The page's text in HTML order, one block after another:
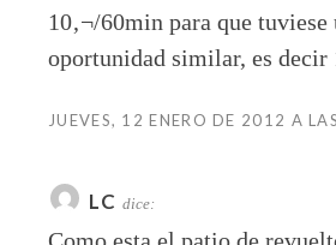
10‚¬/60min para que tuviese
oportunidad similar, es decir
JUEVES, 12 ENERO DE 2012 A
LC dice: